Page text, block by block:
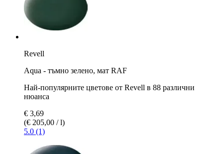
Revell
Aqua - тъмно зеленo, мат RAF
Най-популярните цветове от Revell в 88 различни
нюанса
€ 3,69
(€ 205,00 / l)
5.0 (1)